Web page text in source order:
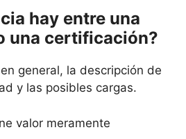
hay entre una
una certificación?
general, la descripción de
y las posibles cargas.
valor meramente